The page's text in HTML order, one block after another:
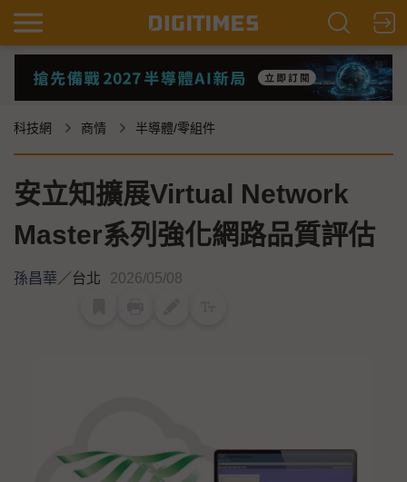
科技網 商情 半導體/零組件
安立知擴展Virtual Network
Master系列強化網路品質評估
孫昌華／台北 2026/05/08